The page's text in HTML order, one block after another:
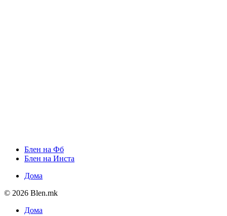
Блен на Фб
Блен на Инста
Дома
© 2026 Blen.mk
Дома